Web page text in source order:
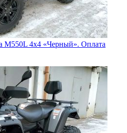
M550L 4x4 «Черный». Оплата